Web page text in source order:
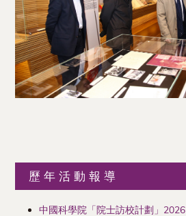
歷年活動報導
中國科學院「院士訪校計劃」2026